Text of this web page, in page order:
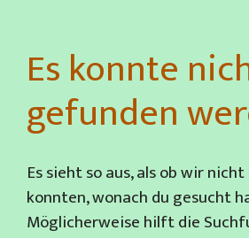
Es konnte
gefunden
Es sieht so aus, als ob wir
konnten, wonach du gesucht
Möglicherweise hilft die